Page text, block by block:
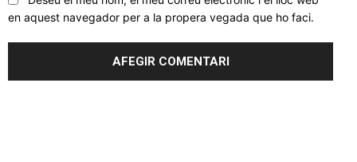
en aquest navegador per a la propera vegada que ho faci.